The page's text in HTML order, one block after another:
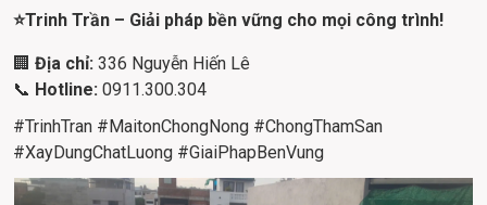
⭐Trinh Trần – Giải pháp bền vững cho mọi công trình!
🏢 Địa chỉ: 336 Nguyễn Hiến Lê
📞 Hotline: 0911.300.304
#TrinhTran #MaitonChongNong #ChongThamSan
#XayDungChatLuong #GiaiPhapBenVung